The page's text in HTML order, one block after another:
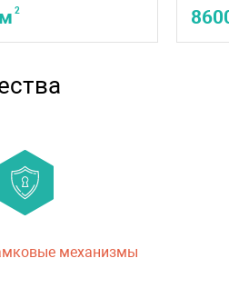
2
механизмы